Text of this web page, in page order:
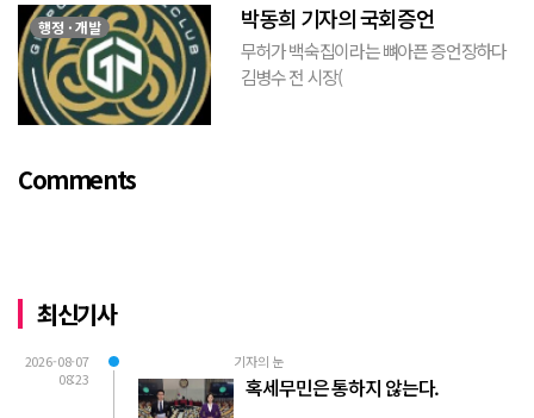
이 하...
행정 · 개발 박동희 기자의 국회증언
무허가 백숙집이라는 뼈아픈 증언장하다
김병수 전 시장(
Comments
최신기사
2026-08-07
08:23
기자의 눈
혹세무민은 통하지 않는다.